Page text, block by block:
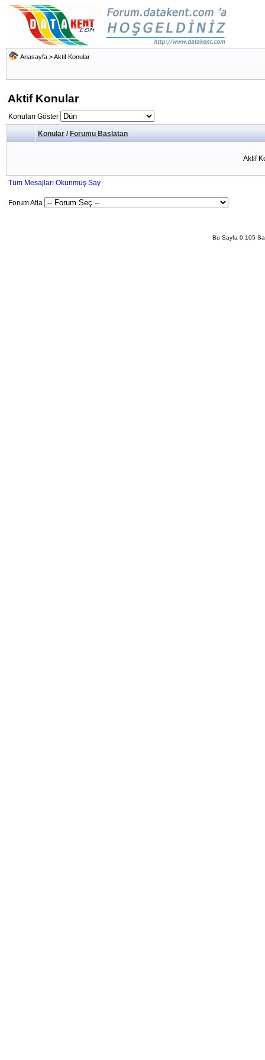
Anasayfa >Aktif Konular
Aktif Konular
Konuları Göster
Konular / Forumu Başlatan
Aktif
Tüm Mesajları Okunmuş Say
Forum Atla
Bu Sayfa 0,105